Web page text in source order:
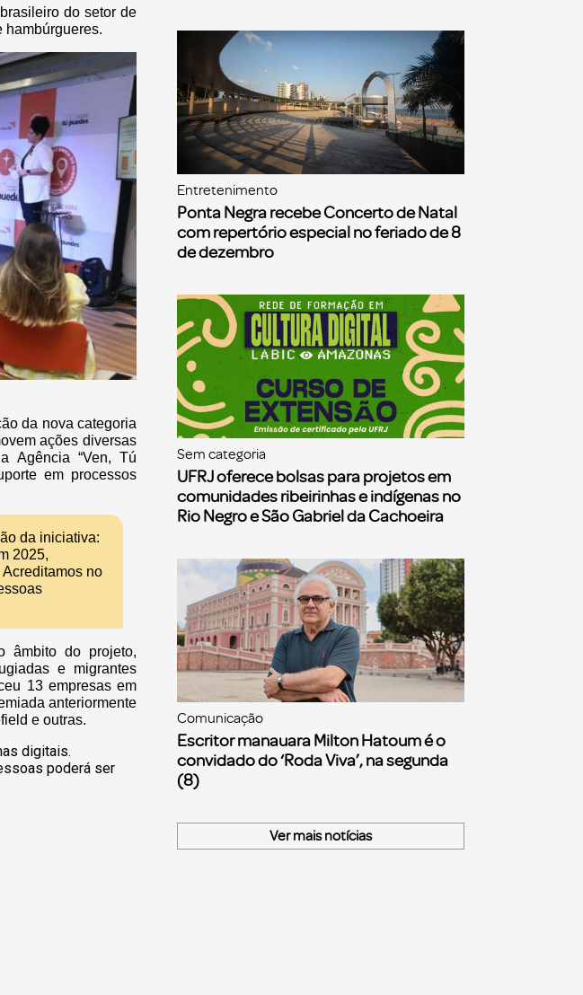
do setor de
hambúrgueres.
da nova categoria
ações diversas
Agência “Ven, Tú
em processos
da iniciativa:
2025,
no
âmbito do projeto,
e migrantes
13 empresas em
anteriormente
e outras.
digitais.
poderá ser
Entretenimento
Ponta Negra recebe Concerto de Natal
com repertório especial no feriado de 8
de dezembro
Sem categoria
UFRJ oferece bolsas para projetos em
comunidades ribeirinhas e indígenas no
Rio Negro e São Gabriel da Cachoeira
Comunicação
Escritor manauara Milton Hatoum é o
convidado do ‘Roda Viva’, na segunda
(8)
Ver mais notícias